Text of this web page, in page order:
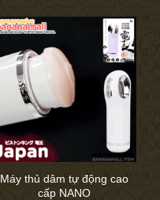
Máy thủ dâm tự động cao
cấp NANO